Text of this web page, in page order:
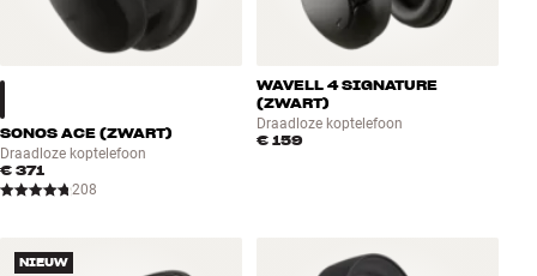
SONOS ACE (ZWART)
Draadloze koptelefoon
€ 371
208
WAVELL 4 SIGNATURE
(ZWART)
Draadloze koptelefoon
€ 159
NIEUW